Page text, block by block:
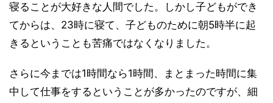
寝ることが大好きな人間でした。しかし子どもができ
てからは、23時に寝て、子どものために朝5時半に起
きるということも苦痛ではなくなりました。
さらに今までは1時間なら1時間、まとまった時間に集
中して仕事をするということが多かったのですが、細